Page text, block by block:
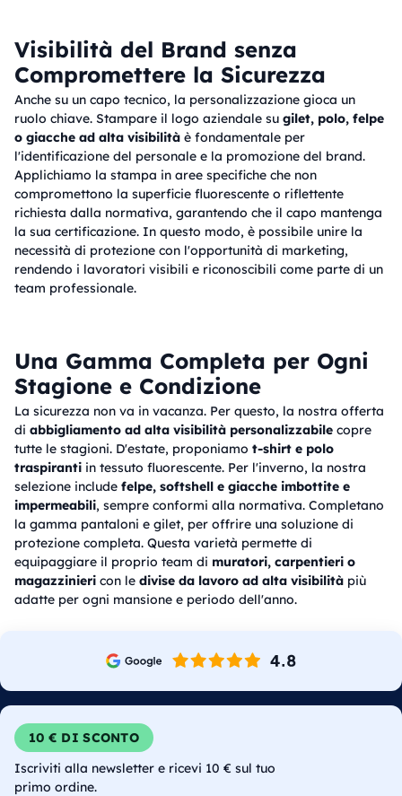
Visibilità del Brand senza
Compromettere la Sicurezza
Anche su un capo tecnico, la personalizzazione gioca un
ruolo chiave. Stampare il logo aziendale su gilet, polo, felpe
o giacche ad alta visibilità è fondamentale per
l'identificazione del personale e la promozione del brand.
Applichiamo la stampa in aree specifiche che non
compromettono la superficie fluorescente o riflettente
richiesta dalla normativa, garantendo che il capo mantenga
la sua certificazione. In questo modo, è possibile unire la
necessità di protezione con l'opportunità di marketing,
rendendo i lavoratori visibili e riconoscibili come parte di un
team professionale.
Una Gamma Completa per Ogni
Stagione e Condizione
La sicurezza non va in vacanza. Per questo, la nostra offerta
di abbigliamento ad alta visibilità personalizzabile copre
tutte le stagioni. D'estate, proponiamo t-shirt e polo
traspiranti in tessuto fluorescente. Per l'inverno, la nostra
selezione include felpe, softshell e giacche imbottite e
impermeabili, sempre conformi alla normativa. Completano
la gamma pantaloni e gilet, per offrire una soluzione di
protezione completa. Questa varietà permette di
equipaggiare il proprio team di muratori, carpentieri o
magazzinieri con le divise da lavoro ad alta visibilità più
adatte per ogni mansione e periodo dell'anno.
10 € DI SCONTO
Iscriviti alla newsletter e ricevi 10 € sul tuo
primo ordine.